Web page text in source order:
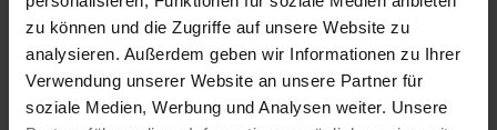
zu können und die Zugriffe auf unsere Website zu
analysieren. Außerdem geben wir Informationen zu Ihrer
Verwendung unserer Website an unsere Partner für
soziale Medien, Werbung und Analysen weiter. Unsere
Kostenlose Retouren (Mehr Informationen)